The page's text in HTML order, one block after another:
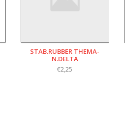
STAB.RUBBER THEMA-
N.DELTA
€2,25